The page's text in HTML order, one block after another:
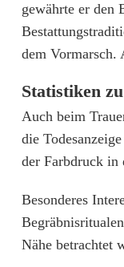
e
i
e
d
e
r
B
e
gewährte er den
dem Vormarsch.
Statistiken
Auch beim
die
der Farbdruck in
Besonderes
Nähe betrachtet